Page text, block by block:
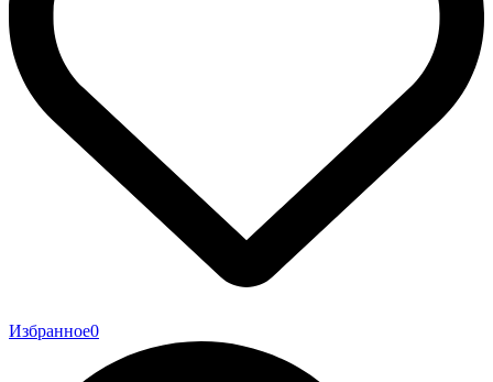
Избранное0